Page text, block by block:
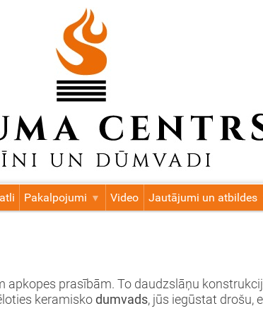
Pakalpojumi Video Jautājumi un atbildes
prasībām. To daudzslāņu
keramiskodumvads, jūs iegūstat drošu,